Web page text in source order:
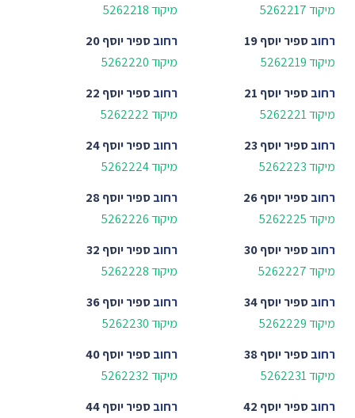
מיקוד 5262217
מיקוד 5262218
רחובספיר יוסף 19
מיקוד 5262219
רחובספיר יוסף 20
מיקוד 5262220
רחובספיר יוסף 21
מיקוד 5262221
רחובספיר יוסף 22
מיקוד 5262222
רחובספיר יוסף 23
מיקוד 5262223
רחובספיר יוסף 24
מיקוד 5262224
רחובספיר יוסף 26
מיקוד 5262225
רחובספיר יוסף 28
מיקוד 5262226
רחובספיר יוסף 30
מיקוד 5262227
רחובספיר יוסף 32
מיקוד 5262228
רחובספיר יוסף 34
מיקוד 5262229
רחובספיר יוסף 36
מיקוד 5262230
רחובספיר יוסף 38
מיקוד 5262231
רחובספיר יוסף 40
מיקוד 5262232
רחובספיר יוסף 42
רחובספיר יוסף 44